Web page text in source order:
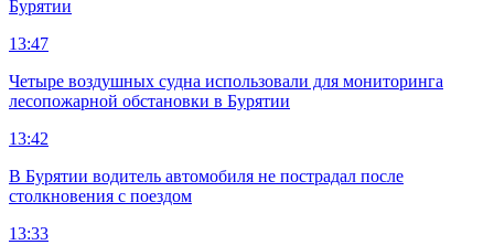
Бурятии
13:47
Четыре воздушных судна использовали для мониторинга
лесопожарной обстановки в Бурятии
13:42
В Бурятии водитель автомобиля не пострадал после
столкновения с поездом
13:33